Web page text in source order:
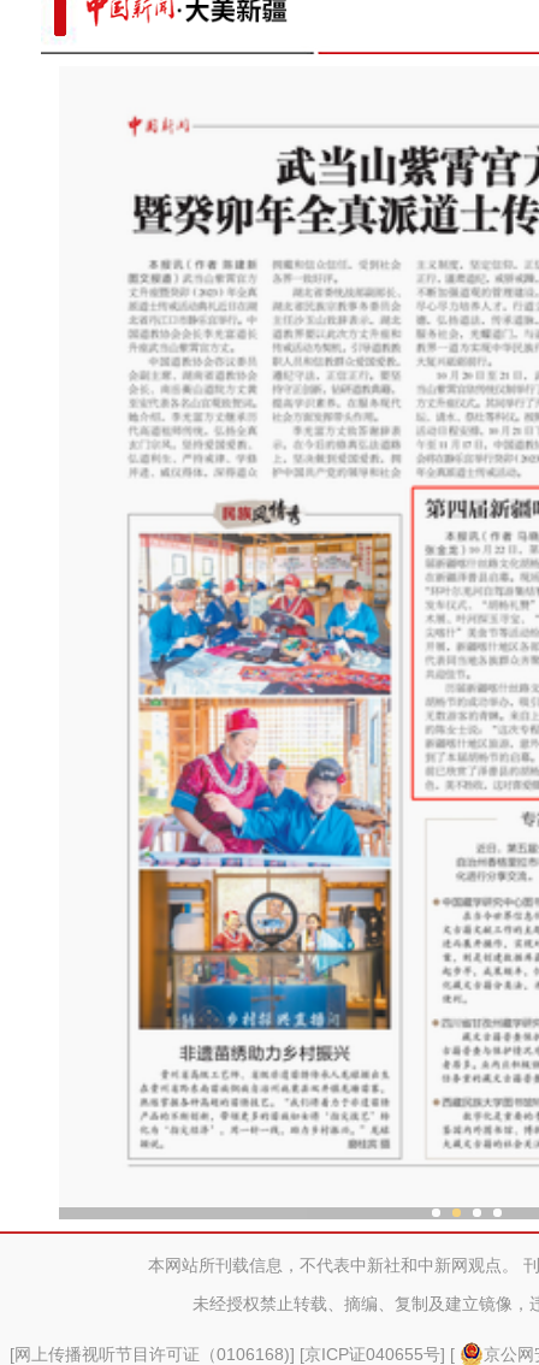
新疆喀什万亩海水
本网站所刊载信息，不代表中新社和中新网观点。
未经授权禁止转载、摘编、复制及建立镜像，
[网上传播视听节目许可证（0106168)] [京ICP证040655号] [
京公